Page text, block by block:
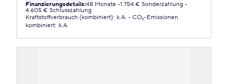
Finanzierungsdetails:48 Monate 1.754 € Sonderzahlung
4.605 € Schlusszahlung
Kraftstoffverbrauch (kombiniert): k.A.
CO₂-Emissionen
kombiniert: k.A.